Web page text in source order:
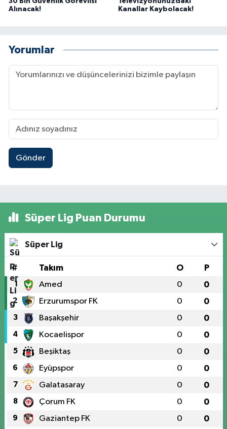
Alınacak!
Kanallar Kaybolacak!
Yorumlar
Gönder
Süper Lig Puan Durumu
Süper Lig
# Takım O P
1 Amed 0 0
2 Erzurumspor FK 0 0
3 Başakşehir 0 0
4 Kocaelispor 0 0
5 Beşiktaş 0 0
6 Eyüpspor 0 0
7 Galatasaray 0 0
8 Çorum FK 0 0
9 Gaziantep FK 0 0